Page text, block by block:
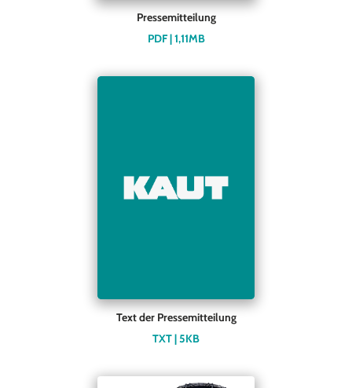
Pressemitteilung
PDF | 1,11MB
Text der Pressemitteilung
TXT | 5KB